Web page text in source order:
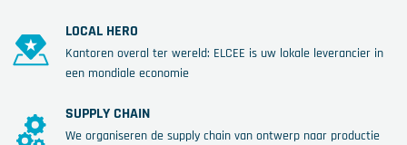
LOCAL HERO
Kantoren overal ter wereld: ELCEE is uw lokale leverancier in
een mondiale economie
SUPPLY CHAIN
We organiseren de supply chain van ontwerp naar productie